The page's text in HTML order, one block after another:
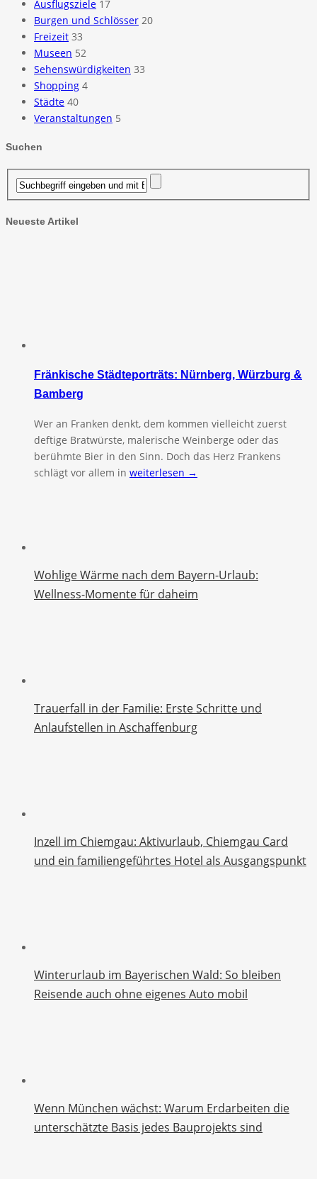
Ausflugsziele 17
Burgen und Schlösser 20
Freizeit 33
Museen 52
Sehenswürdigkeiten 33
Shopping 4
Städte 40
Veranstaltungen 5
Suchen
Neueste Artikel
Fränkische Städteporträts: Nürnberg, Würzburg &
Bamberg
Wer an Franken denkt, dem kommen vielleicht zuerst
deftige Bratwürste, malerische Weinberge oder das
berühmte Bier in den Sinn. Doch das Herz Frankens
schlägt vor allem in weiterlesen →
Wohlige Wärme nach dem Bayern-Urlaub:
Wellness-Momente für daheim
Trauerfall in der Familie: Erste Schritte und
Anlaufstellen in Aschaffenburg
Inzell im Chiemgau: Aktivurlaub, Chiemgau Card
und ein familiengeführtes Hotel als Ausgangspunkt
Winterurlaub im Bayerischen Wald: So bleiben
Reisende auch ohne eigenes Auto mobil
Wenn München wächst: Warum Erdarbeiten die
unterschätzte Basis jedes Bauprojekts sind